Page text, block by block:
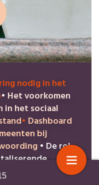
nodig in het
• Het voorkomen
in het sociaal
• ​Dashboard
bij
• De rol